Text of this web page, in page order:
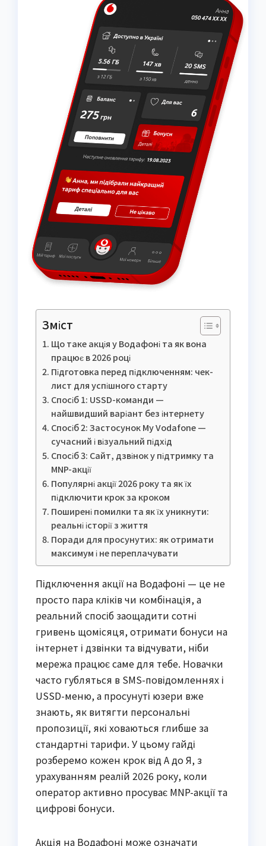
Зміст
Що таке акція у Водафоні та як вона
працює в 2026 році
Підготовка перед підключенням: чек-
лист для успішного старту
Спосіб 1: USSD-команди —
найшвидший варіант без інтернету
Спосіб 2: Застосунок My Vodafone —
сучасний і візуальний підхід
Спосіб 3: Сайт, дзвінок у підтримку та
MNP-акції
Популярні акції 2026 року та як їх
підключити крок за кроком
Поширені помилки та як їх уникнути:
реальні історії з життя
Поради для просунутих: як отримати
максимум і не переплачувати
Підключення акції на Водафоні — це не
просто пара кліків чи комбінація, а
реальний спосіб заощадити сотні
гривень щомісяця, отримати бонуси на
інтернет і дзвінки та відчувати, ніби
мережа працює саме для тебе. Новачки
часто губляться в SMS-повідомленнях і
USSD-меню, а просунуті юзери вже
знають, як витягти персональні
пропозиції, які ховаються глибше за
стандартні тарифи. У цьому гайді
розберемо кожен крок від А до Я, з
урахуванням реалій 2026 року, коли
оператор активно просуває MNP-акції та
цифрові бонуси.
Акція на Водафоні може означати